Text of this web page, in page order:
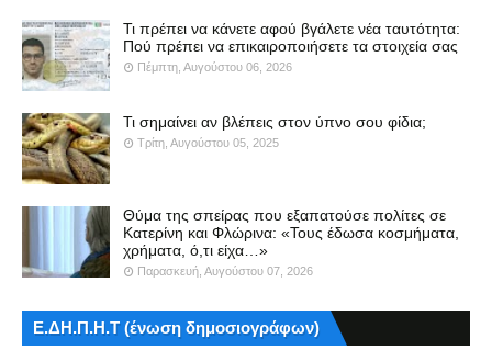
Τι πρέπει να κάνετε αφού βγάλετε νέα ταυτότητα:
Πού πρέπει να επικαιροποιήσετε τα στοιχεία σας
Πέμπτη, Αυγούστου 06, 2026
Τι σημαίνει αν βλέπεις στον ύπνο σου φίδια;
Τρίτη, Αυγούστου 05, 2025
Θύμα της σπείρας που εξαπατούσε πολίτες σε
Κατερίνη και Φλώρινα: «Τους έδωσα κοσμήματα,
χρήματα, ό,τι είχα…»
Παρασκευή, Αυγούστου 07, 2026
Ε.ΔΗ.Π.Η.Τ (ένωση δημοσιογράφων)